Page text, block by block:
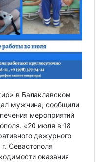
в Балаклавском
мужчина, сообщили
мероприятий
«20 июля в 18
дежурного
Севастополя
оказания